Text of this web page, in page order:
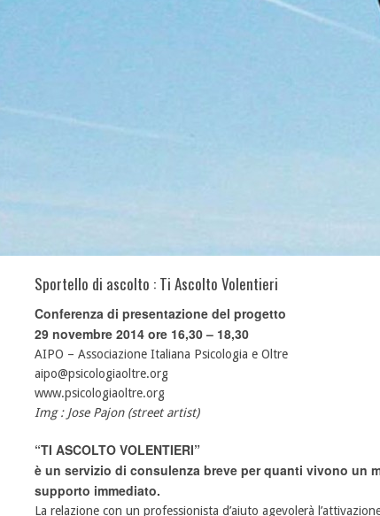
Sportello di ascolto : Ti Ascolto Volentieri
Conferenza di presentazione del progetto
29 novembre 2014 ore 16,30 – 18,30
AIPO – Associazione Italiana Psicologia e Oltre
aipo@psicologiaoltre.org
www.psicologiaoltre.org
Img : Jose Pajon (street artist)
“TI ASCOLTO VOLENTIERI”
è un servizio di consulenza breve per quanti vivono un
supporto immediato.
La relazione con un professionista d’aiuto agevolerà